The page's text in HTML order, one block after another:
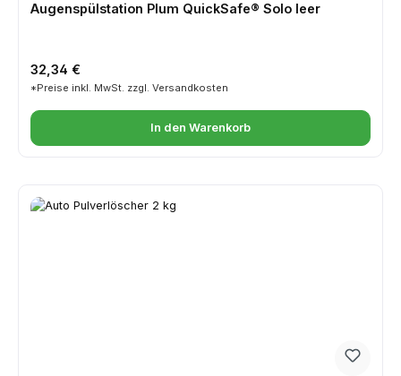
Augenspülstation Plum QuickSafe® Solo leer
Regulärer Preis:
32,34 €
*Preise inkl. MwSt. zzgl. Versandkosten
In den Warenkorb